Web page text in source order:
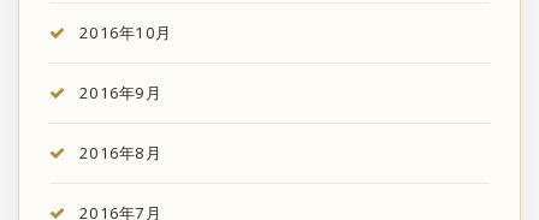
2016年10月
2016年9月
2016年8月
2016年7月